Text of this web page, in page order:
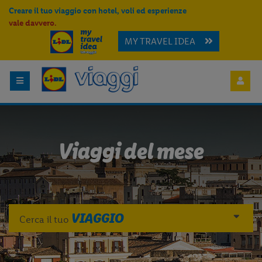
Creare il tuo viaggio con hotel, voli ed esperienze
vale davvero.
MY TRAVEL IDEA
Viaggi del mese
Cerca il tuo VIAGGIO